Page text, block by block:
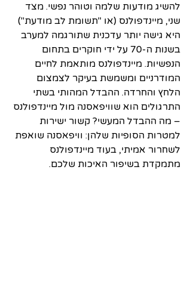
להשיג מודעות שלמה וטוהר נפשי. מצד
שני, מיינדפולנס (או "תשומת לב מודעת")
היא גישה יותר עדכנית שתורגמה למערב
בשנות ה-70 על ידי חוקרים בתחום
הנפשיות. מיינדפולנס מותאמת לחיים
המודרניים ומשמשת בעיקר לצמצום
הלחץ והחרדה. ההבדל המהותי בשתי
התרגולים הוא שוויפאסנה מול מיינדפולנס
– מה ההבדל המעשי? קשור ישירות
למטרות הסופיות שלהן: וויפאסנה שואפת
לשחרור אמיתי, בעוד מיינדפולנס
מתמקדת בשיפור האיכות שלכם.